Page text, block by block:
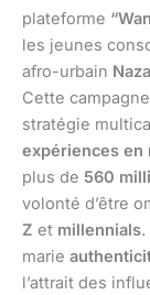
plateforme
les jeunes
afro-urbain Naza
Cette
stratégie
expériences en
plus de 560
volonté d’être
Z et millennials
marie
l’attrait des